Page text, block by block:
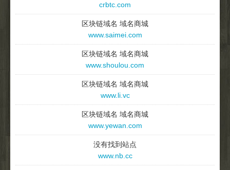
crbtc.com
区块链域名 域名商城
www.saimei.com
区块链域名 域名商城
www.shoulou.com
区块链域名 域名商城
www.li.vc
区块链域名 域名商城
www.yewan.com
没有找到站点
www.nb.cc